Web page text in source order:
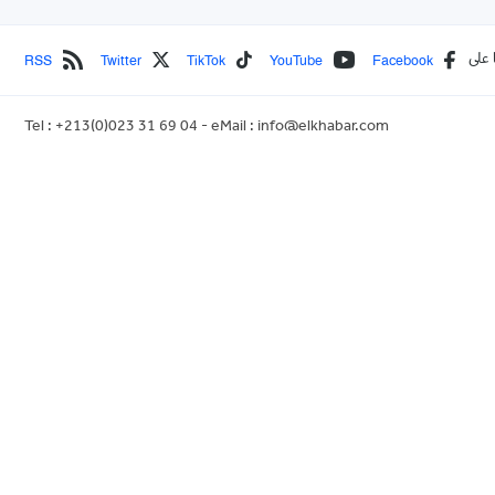
على Facebook
YouTube
TikTok
Twitter
RSS
Tel : +213(0)023 31 69 04 - eMail : info@elkhabar.com